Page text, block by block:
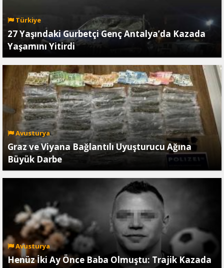
Türkiye
27 Yaşındaki Gurbetçi Genç Antalya’da Kazada
Yaşamını Yitirdi
Avusturya
Graz ve Viyana Bağlantılı Uyuşturucu Ağına
Büyük Darbe
Avusturya
Henüz İki Ay Önce Baba Olmuştu: Trajik Kazada